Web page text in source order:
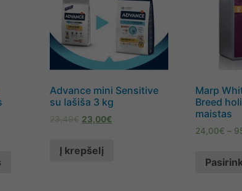
Advance mini Sensitive
su lašiša 3 kg
23,49€ 23,00€
Į krepšelį
Marp
Breed
maistas
24,00€ –